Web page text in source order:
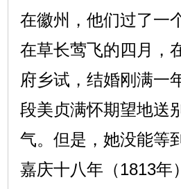
在徽州，他们过了一
在草长莺飞的四月，
府乡试，结婚刚满一
段美贞满怀期望地送
气。但是，她没能等
嘉庆十八年（1813年